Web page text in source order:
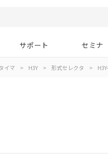
サポート セミナ
イマ > H3Y > 形式セレクタ >